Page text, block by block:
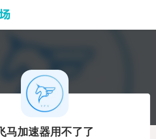
飞马加速器用不了了